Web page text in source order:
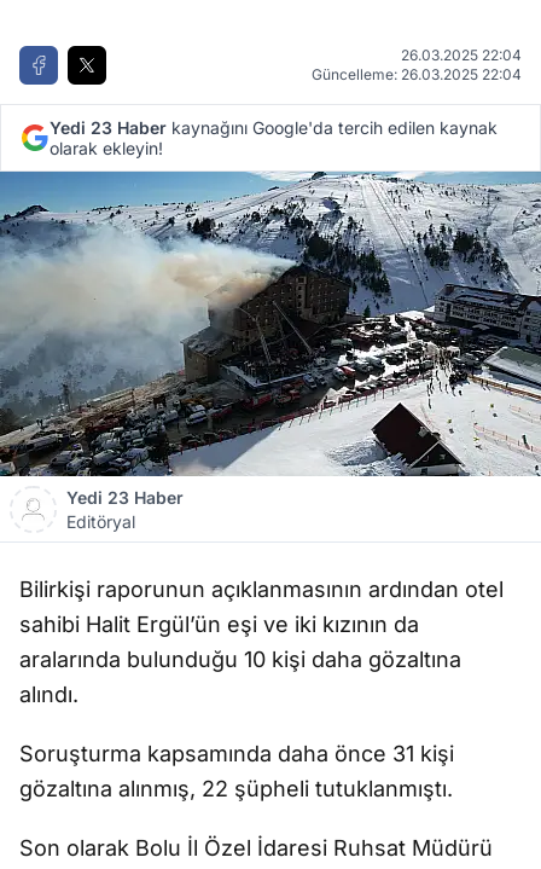
26.03.2025 22:04
Güncelleme: 26.03.2025 22:04
Yedi 23 Haber kaynağını Google'da tercih edilen kaynak
olarak ekleyin!
Yedi 23 Haber
Editöryal
Bilirkişi raporunun açıklanmasının ardından otel
sahibi Halit Ergül’ün eşi ve iki kızının da
aralarında bulunduğu 10 kişi daha gözaltına
alındı.
Soruşturma kapsamında daha önce 31 kişi
gözaltına alınmış, 22 şüpheli tutuklanmıştı.
Son olarak Bolu İl Özel İdaresi Ruhsat Müdürü